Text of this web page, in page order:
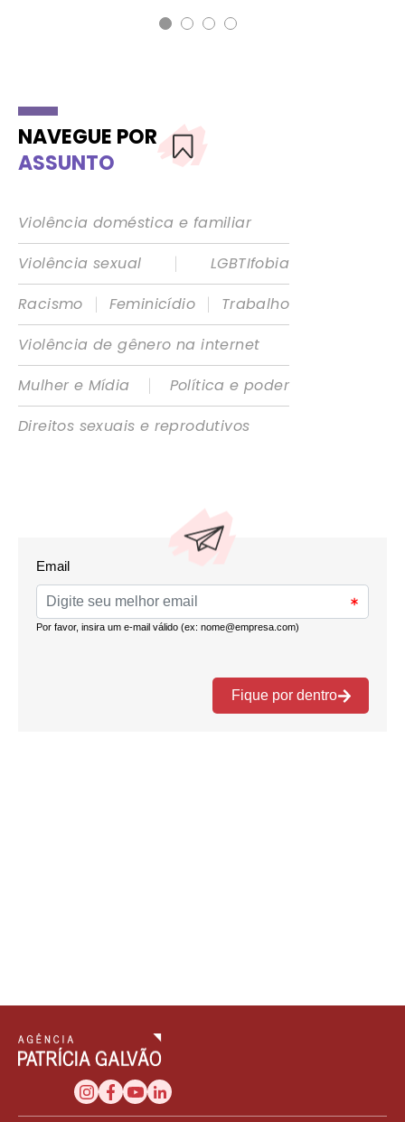
NAVEGUE POR
ASSUNTO
Violência doméstica e familiar
Violência sexual
|
LGBTIfobia
Racismo
| Feminicídio |
Trabalho
Violência de gênero na internet
Mulher e Mídia
|
Política e poder
Direitos sexuais e reprodutivos